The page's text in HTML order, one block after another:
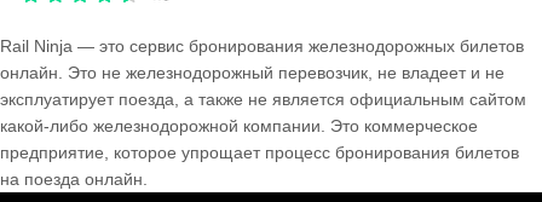
Rail Ninja — это сервис бронирования железнодорожных билетов
онлайн. Это не железнодорожный перевозчик, не владеет и не
эксплуатирует поезда, а также не является официальным сайтом
какой-либо железнодорожной компании. Это коммерческое
предприятие, которое упрощает процесс бронирования билетов
на поезда онлайн.